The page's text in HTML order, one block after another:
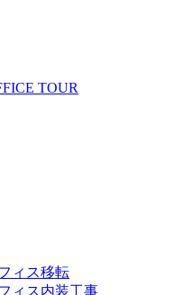
TOUR
ィス移転
ィス内装工事